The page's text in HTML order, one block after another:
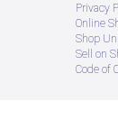
Privacy
Online
Shop
Sell on
Code of